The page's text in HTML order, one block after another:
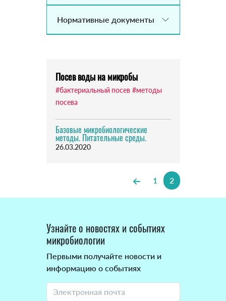
Нормативные документы
Посев воды на микробы
#бактериальный посев #методы
посева
Базовые микробиологические
методы. Питательные среды.
26.03.2020
1 2
Узнайте о новостях и событиях
микробиологии
Первыми получайте новости и
информацию о событиях